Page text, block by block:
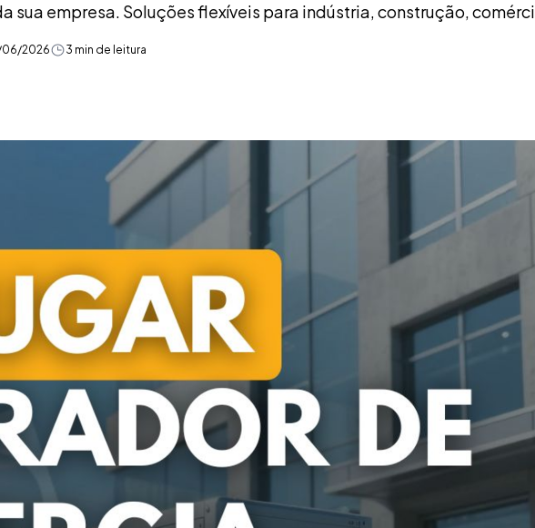
sua empresa. Soluções flexíveis para indústria, construção,
06/2026 3 min de leitura